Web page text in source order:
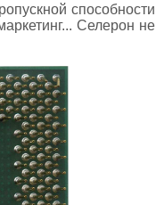
способности
Селерон не